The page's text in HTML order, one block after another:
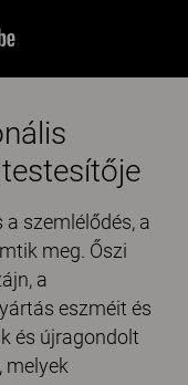
szemlélődés, a
meg. Őszi
a
eszméit és
és újragondolt
melyek